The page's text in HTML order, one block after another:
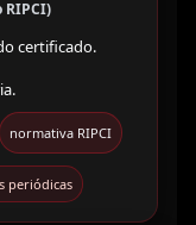
RIPCI)
certificado.
normativa RIPCI
periódicas